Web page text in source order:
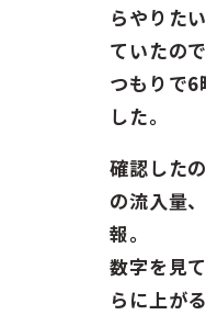
らやりた
ていたの
つもりで6
した。
確認した
の流入量
報。
数字を見
らに上が